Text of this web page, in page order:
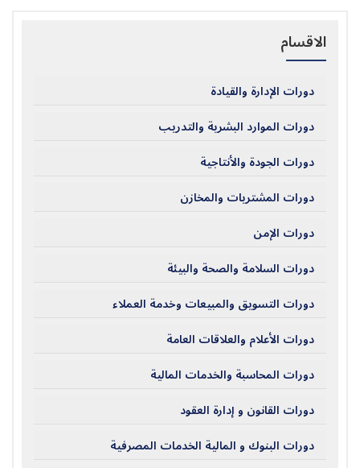
الاقسام
دورات الإدارة والقيادة
دورات الموارد البشرية والتدريب
دورات الجودة والأنتاجية
دورات المشتريات والمخازن
دورات الإمن
دورات السلامة والصحة والبيئة
دورات التسويق والمبيعات وخدمة العملاء
دورات الأعلام والعلاقات العامة
دورات المحاسبة والخدمات المالية
دورات القانون و إدارة العقود
دورات البنوك و المالية الخدمات المصرفية